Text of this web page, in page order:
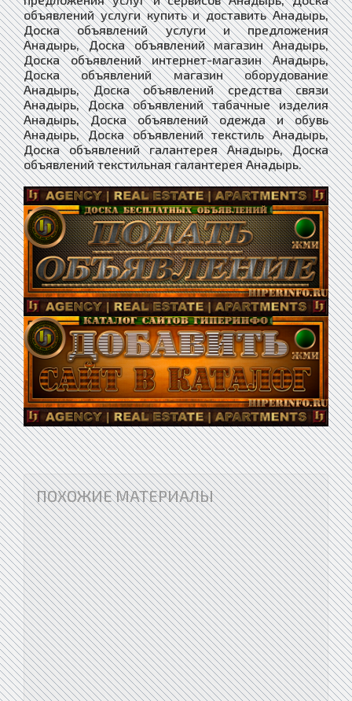
объявлений услуги купить и доставить Анадырь,
Доска объявлений услуги и предложения
Анадырь, Доска объявлений магазин Анадырь,
Доска объявлений интернет-магазин Анадырь,
Доска объявлений магазин оборудование
Анадырь, Доска объявлений средства связи
Анадырь, Доска объявлений табачные изделия
Анадырь, Доска объявлений одежда и обувь
Анадырь, Доска объявлений текстиль Анадырь,
Доска объявлений галантерея Анадырь, Доска
объявлений текстильная галантерея Анадырь.
ПОХОЖИЕ МАТЕРИАЛЫ